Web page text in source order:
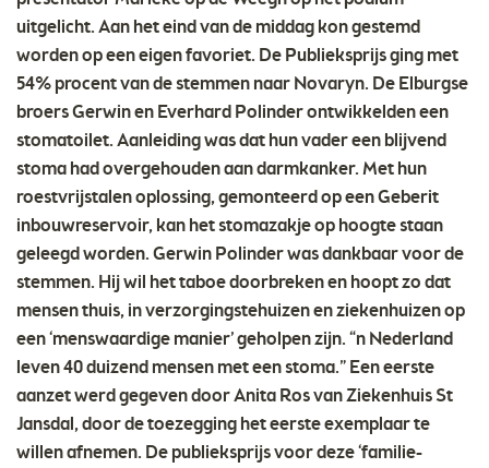
uitgelicht. Aan het eind van de middag kon gestemd
worden op een eigen favoriet. De Publieksprijs ging met
54% procent van de stemmen naar Novaryn. De Elburgse
broers Gerwin en Everhard Polinder ontwikkelden een
stomatoilet. Aanleiding was dat hun vader een blijvend
stoma had overgehouden aan darmkanker. Met hun
roestvrijstalen oplossing, gemonteerd op een Geberit
inbouwreservoir, kan het stomazakje op hoogte staan
geleegd worden. Gerwin Polinder was dankbaar voor de
stemmen. Hij wil het taboe doorbreken en hoopt zo dat
mensen thuis, in verzorgingstehuizen en ziekenhuizen op
een ‘menswaardige manier’ geholpen zijn. “n Nederland
leven 40 duizend mensen met een stoma.” Een eerste
aanzet werd gegeven door Anita Ros van Ziekenhuis St
Jansdal, door de toezegging het eerste exemplaar te
willen afnemen. De publieksprijs voor deze ‘familie-